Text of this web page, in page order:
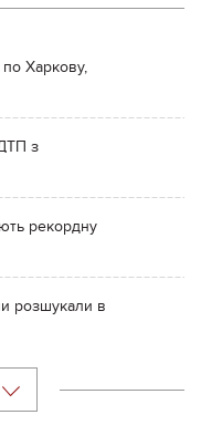
Харкову,
з
рекордну
розшукали в